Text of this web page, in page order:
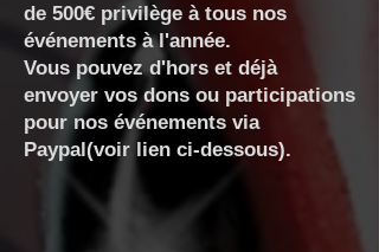
de 500€ privilège à tous nos
événements à l'année.
Vous pouvez d'hors et déjà
envoyer vos dons ou participations
pour nos événements via
Paypal(voir lien ci-dessous).